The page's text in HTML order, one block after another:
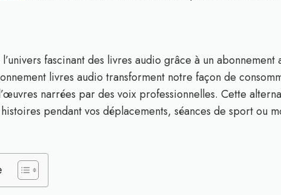
l’univers fascinant des livres audio grâce à un
livres audio transforment notre façon de
narrées par des voix professionnelles. Cette
pendant vos déplacements, séances de sport ou